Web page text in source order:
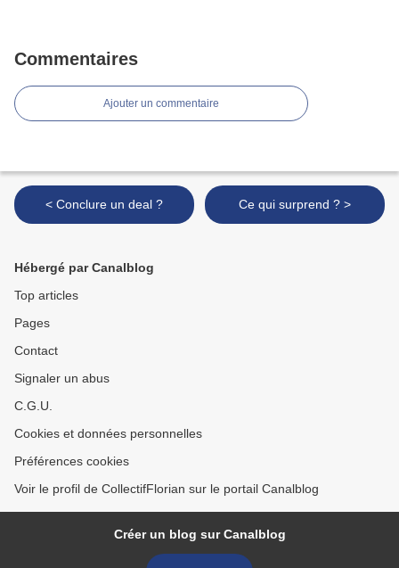
Commentaires
Ajouter un commentaire
< Conclure un deal ? Ce qui surprend ? >
Hébergé par Canalblog
Top articles
Pages
Contact
Signaler un abus
C.G.U.
Cookies et données personnelles
Préférences cookies
Voir le profil de CollectifFlorian sur le portail Canalblog
Créer un blog sur Canalblog